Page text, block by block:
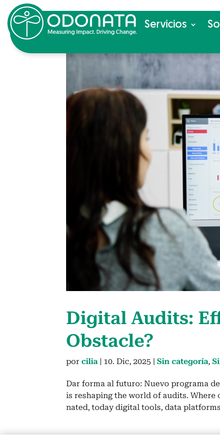
Ser­vi­cios
Dig­i­tal Audits:
Obsta­cle?
porcilia | 10. Dic, 2025 |Sin categoría,
Dar for­ma al futuro: Nue­vo pro­gra­ma
is reshap­ing the world of audits.
nat­ed, today dig­i­tal tools, data